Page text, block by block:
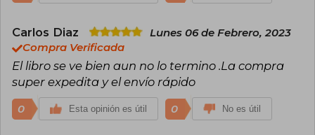
Carlos Diaz
Lunes 06 de Febrero, 2023
Compra Verificada
El libro se ve bien aun no lo termino .La compra
super expedita y el envío rápido
0 Esta opinión es útil 0 No es útil